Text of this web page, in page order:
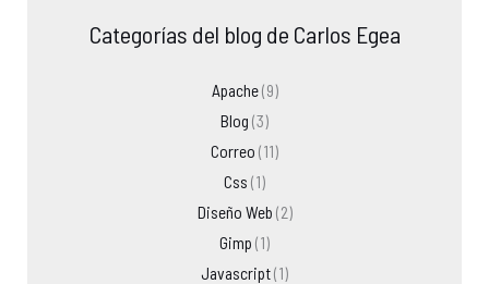
Categorías del blog de Carlos Egea
Apache(9)
Blog (3)
Correo (11)
Css (1)
Diseño Web (2)
Gimp (1)
Javascript(1)